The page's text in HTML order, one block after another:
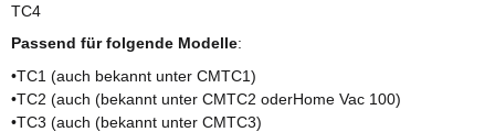
TC4
Passend für folgende Modelle:
•TC1 (auch bekannt unter CMTC1)
•TC2 (auch (bekannt unter CMTC2 oderHome Vac 100)
•TC3 (auch (bekannt unter CMTC3)